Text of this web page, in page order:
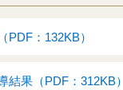
：132KB）
果（PDF：312KB）